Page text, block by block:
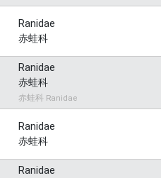
Ranidae
赤蛙科
Ranidae
赤蛙科
赤蛙科 Ranidae
Ranidae
赤蛙科
Ranidae